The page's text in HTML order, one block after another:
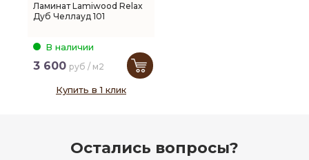
Ламинат Lamiwood Relax
Дуб Челлауд 101
В наличии
3 600 руб / м2
Купить в 1 клик
Остались вопросы?